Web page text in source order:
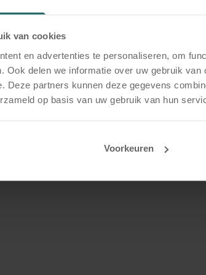
van cookies
en advertenties te personaliseren, om
Ook delen we informatie over uw gebruik
Deze partners kunnen deze gegevens
op basis van uw gebruik van hun
Voorkeuren
tastbaar
regels vaak ruimte laten voor
aan compliance-eisen?
We